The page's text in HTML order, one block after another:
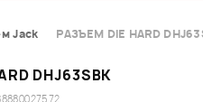
Jack РАЗЪЕМ DIE HARD
DHJ63SBK